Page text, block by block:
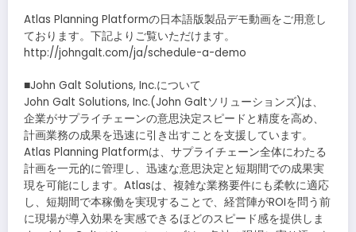
Atlas Planning Platformの日本語版製品デモ動画をご用意し
ております。下記よりご覧いただけます。
http://johngalt.com/ja/schedule-a-demo
■John Galt Solutions, Inc.について
John Galt Solutions, Inc.(John Galtソリューションズ)は、
企業がサプライチェーンの意思決定スピードと精度を高め、
計画業務の成果を迅速に引き出すことを支援しています。
Atlas Planning Platformは、サプライチェーン全体にわたる
計画を一元的に管理し、迅速な意思決定と短期間での成果実
現を可能にします。Atlasは、複雑な業務要件にも柔軟に適応
し、短期間で本稼働を実現することで、経営陣がROIを問う前
に現場が導入効果を実感できるほどのスピード感を提供しま